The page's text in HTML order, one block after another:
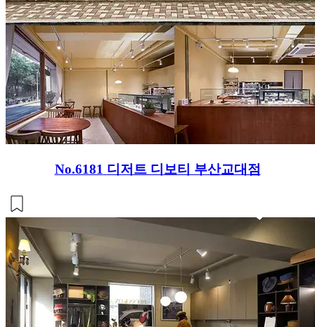
No.6181 디저트 디보티 부산교대점